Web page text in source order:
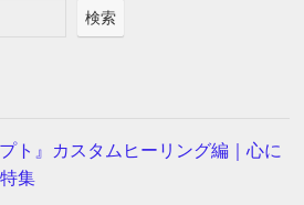
検索
ト』カスタムヒーリング編｜心に
集